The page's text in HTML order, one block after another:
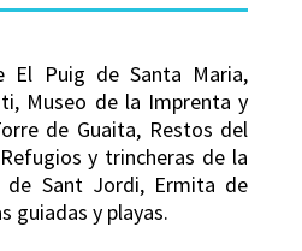
El Puig de Santa Maria,
Museo de la Imprenta y
de Guaita, Restos del
y trincheras de la
de Sant Jordi, Ermita de
guiadas y playas.